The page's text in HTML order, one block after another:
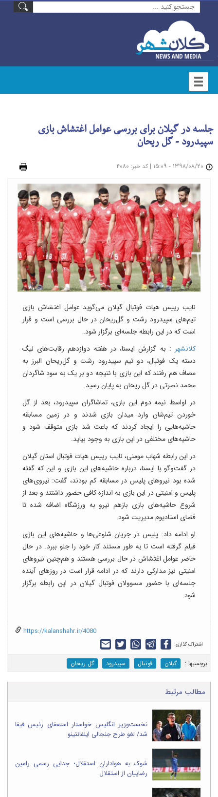
جلسه در گیلان برای بررسی عوامل اغتشاش بازی
سپیدرود - گل ریحان
| کد خبر: ۴۰۸۰
نایب رییس هیات فوتبال گیلان می‌گوید عوامل اغتشاش بازی
تیم‌های سپیدرود رشت و گل‌ریحان در حال بررسی است و قرار
است که در این رابطه جلسه‌ای برگزار شود.
کلانشهر : به گزارش ایسنا، در هفته دوازدهم رقابت‌های لیگ
دسته یک فوتبال، دو تیم سپیدرود رشت و گل‌ریحان البرز به
مصاف هم رفتند که این بازی با نتیجه دو بر یک به سود شاگردان
محمد نصرتی در گل ریحان به پایان رسید.
در اواسط نیمه دوم این بازی، تماشاگران سپیدرود، بعد از گل
خوردن تیم‌شان وارد میدان بازی شدند و در زمین مسابقه
حاشیه‌هایی را ایجاد کردند که باعث شد بازی متوقف شود و
حاشیه‌های مختلفی در این بازی به وجود بیاید.
در این رابطه شهاب مومنی،‌ نایب رییس هیات فوتبال استان گیلان
در گفت‌وگو با ایسنا، درباره حاشیه‌های این بازی و این که گفته
شده بود نیروهای پلیس در مسابقه کم بودند، گفت: نیروی‌های
پلیس و امنیتی در این بازی به اندازه کافی حضور داشتند و بعد از
شروع حاشیه‌های بازی بازهم نیرو به ورزشگاه اضافه شده تا
فضای استادیوم مدیریت شود.
او ادامه داد:‌ پلیس در جریان شلوغی‌ها و حاشیه‌های این بازی
فیلم‌ گرفته است تا به طور مستند کار خود را جلو ببرد. در حال
حاضر عوامل اغتشاش در حال بررسی هستند و هم‌چنین نیروهای
امنیتی نیز مدارکی دارند که در ادامه قرار است در روزهای آینده
جلسه‌ای با حضور مسوولان فوتبال گیلان در این رابطه برگزار
شود.
https://kalanshahr.ir/4080
اشتراک گذاری:
برچسب‎ها : گیلان فوتبال سپیدرود گل ریحان
مطالب مرتبط
نخست‌وزیر انگلیس خواستار استعفای رئیس فیفا
شد/ لغو طرح جنجالی اینفانتینو
شوک به هواداران استقلال؛ جدایی رسمی رامین
رضاییان از استقلال